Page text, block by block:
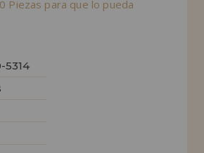
Piezas para que lo pueda
5314